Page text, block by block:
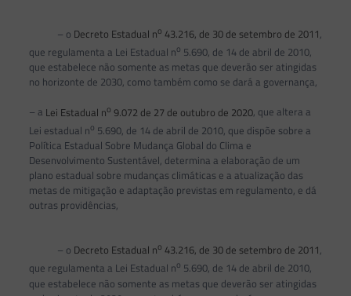
– o Decreto Estadual no 43.216, de 30 de setembro de 2011,
que regulamenta a Lei Estadual no 5.690, de 14 de abril de 2010,
que estabelece não somente as metas que deverão ser atingidas
no horizonte de 2030, como também como se dará a governança,
– a Lei Estadual no 9.072 de 27 de outubro de 2020, que altera a
Lei estadual no 5.690, de 14 de abril de 2010, que dispõe sobre a
Política Estadual Sobre Mudança Global do Clima e
Desenvolvimento Sustentável, determina a elaboração de um
plano estadual sobre mudanças climáticas e a atualização das
metas de mitigação e adaptação previstas em regulamento, e dá
outras providências,
– o Decreto Estadual no 43.216, de 30 de setembro de 2011,
que regulamenta a Lei Estadual no 5.690, de 14 de abril de 2010,
que estabelece não somente as metas que deverão ser atingidas